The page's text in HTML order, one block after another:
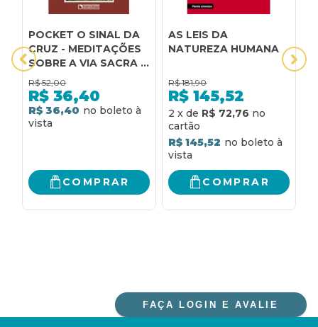
POCKET O SINAL DA
CRUZ - MEDITAÇÕES
SOBRE A VIA SACRA -
2 EDIÇÃO - COLEÇÃO
VIDA INTERIOR:
MEDITAÇÕES SOBRE
A VIA SACRA
R$ 52,00
R$ 36,40
R$ 36,40
COMPRAR
AS LEIS DA
NATUREZA HUMANA
R$ 181,90
R$ 145,52
2 x de R$ 72,76
R$ 145,52
COMPRAR
FAÇA LOGIN E AVALIE